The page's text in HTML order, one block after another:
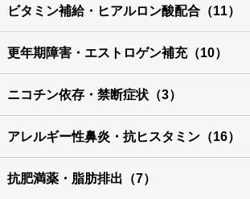
ビタミン補給・ヒアルロン酸配合（11）
更年期障害・エストロゲン補充（10）
ニコチン依存・禁断症状（3）
アレルギー性鼻炎・抗ヒスタミン（16）
抗肥満薬・脂肪排出（7）